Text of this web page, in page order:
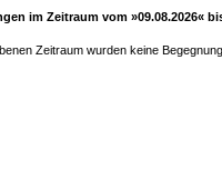
im Zeitraum vom »09.08.2026«
Zeitraum wurden keine